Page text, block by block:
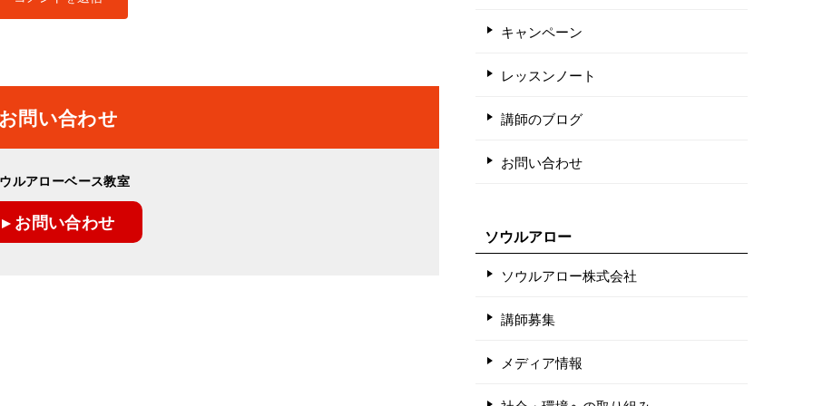
問い合わせ
ルアローベース教室
▸ お問い合わせ
キャンペーン
レッスンノート
講師のブログ
お問い合わせ
ソウルアロー
ソウルアロー株式会社
講師募集
メディア情報